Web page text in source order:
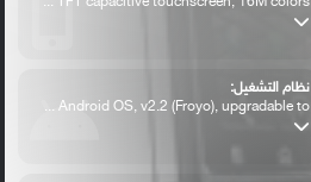
نظام التشغيل:
Android OS, v2.2 (Froyo), upgradable to ...